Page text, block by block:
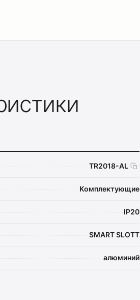
TR2018-AL
Комплектующие
IP20
SMART SLOTT
алюминий